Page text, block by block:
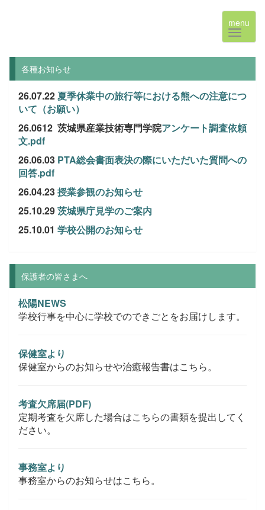
menu
各種お知らせ
26.07.22夏季休業中の旅行等における熊への注意につ
いて（お願い）
26.0612 茨城県産業技術専門学院アンケート調査依頼
文.pdf
26.06.03 PTA総会書面表決の際にいただいた質問への
回答.pdf
26.04.23授業参観のお知らせ
25.10.29茨城県庁見学のご案内
25.10.01 学校公開のお知らせ
保護者の皆さまへ
松陽NEWS
学校行事を中心に学校でのできごとをお届けします。
保健室より
保健室からのお知らせや治癒報告書はこちら。
考査欠席届(PDF)
定期考査を欠席した場合はこちらの書類を提出してく
ださい。
事務室より
事務室からのお知らせはこちら。